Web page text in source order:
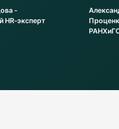
Александр Чумаков,
Проценко -